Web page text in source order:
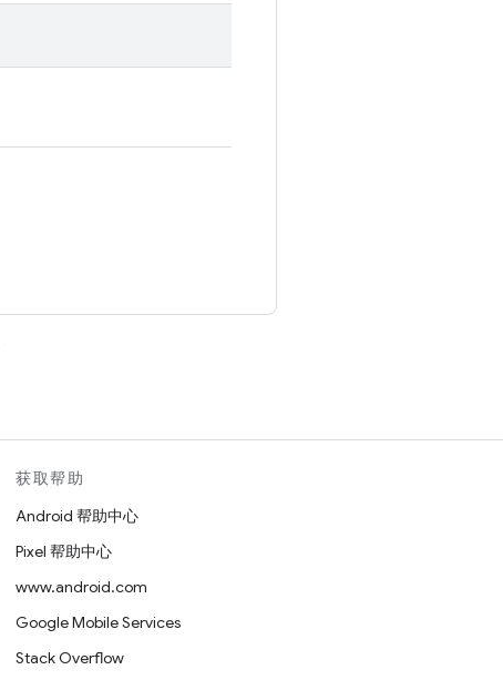
获取帮助
Android 帮助中心
Pixel 帮助中心
www.android.com
Google Mobile Services
Stack Overflow